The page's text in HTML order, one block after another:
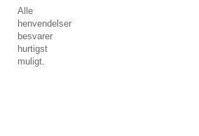
Alle
henvendelser
besvarer
hurtigst
muligt.